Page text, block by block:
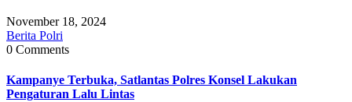
November 18, 2024
Berita Polri
0 Comments
Kampanye Terbuka, Satlantas Polres Konsel Lakukan
Pengaturan Lalu Lintas